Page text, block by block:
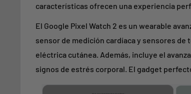
características ofrecen una experiencia
El Google Pixel Watch 2 es un wearable
sensor de medición cardíaca y sensores
eléctrica cutánea. Además, incluye el
signos de estrés corporal. El gadget